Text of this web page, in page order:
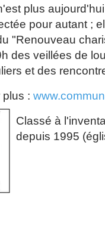
plus
pour autant ;
"Renouveau
des veillées de
et des
plus :
Classé à
depuis 1995